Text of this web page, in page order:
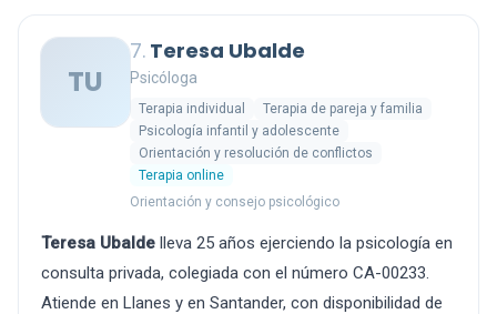
TU
7. Teresa Ubalde
Psicóloga
Terapia individual
Terapia de pareja y familia
Psicología infantil y adolescente
Orientación y resolución de conflictos
Terapia online
Orientación y consejo psicológico
Teresa Ubalde lleva 25 años ejerciendo la psicología en
consulta privada, colegiada con el número CA-00233.
Atiende en Llanes y en Santander, con disponibilidad de